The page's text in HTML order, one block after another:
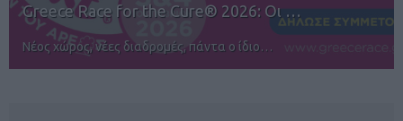
12ος TUI Rhodes Marathon: Άνοιγμα ε…
Αγώνες για όλους στην Ρόδο